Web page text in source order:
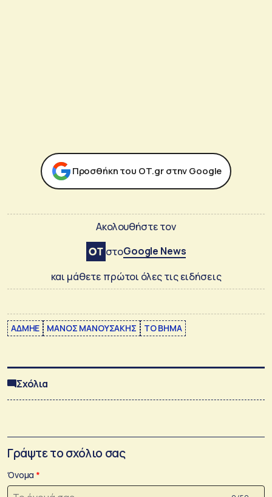
Προσθήκη του ΟΤ.gr στην Google
Ακολουθήστε τον
στοGoogle News
και μάθετε πρώτοι όλες τις ειδήσεις
ΑΔΜΗΕ ΜΑΝΟΣ ΜΑΝΟΥΣΑΚΗΣ ΤΟ ΒΗΜΑ
Σχόλια
Γράψτε το σχόλιο σας
Όνομα